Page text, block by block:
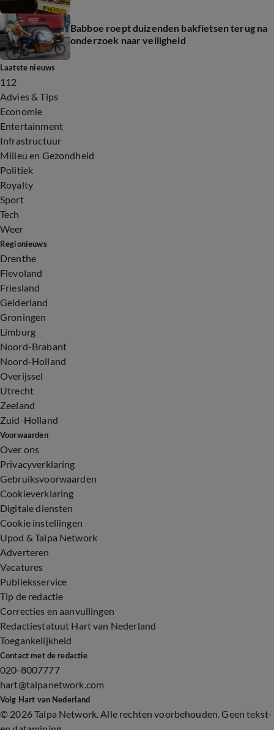
Babboe roept duizenden bakfietsen terug na
onderzoek naar veiligheid
Laatste nieuws
112
Advies & Tips
Economie
Entertainment
Infrastructuur
Milieu en Gezondheid
Politiek
Royalty
Sport
Tech
Weer
Regionieuws
Drenthe
Flevoland
Friesland
Gelderland
Groningen
Limburg
Noord-Brabant
Noord-Holland
Overijssel
Utrecht
Zeeland
Zuid-Holland
Voorwaarden
Over ons
Privacyverklaring
Gebruiksvoorwaarden
Cookieverklaring
Digitale diensten
Cookie instellingen
Upod & Talpa Network
Adverteren
Vacatures
Publieksservice
Tip de redactie
Correcties en aanvullingen
Redactiestatuut Hart van Nederland
Toegankelijkheid
Contact met de redactie
020-8007777
hart@talpanetwork.com
Volg Hart van Nederland
© 2026 Talpa Network. Alle rechten voorbehouden. Geen tekst-